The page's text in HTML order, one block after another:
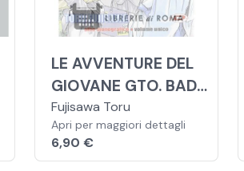
LE AVVENTURE DEL
GIOVANE GTO. BAD
COMPANY
Fujisawa Toru
Apri per maggiori dettagli
6,90 €